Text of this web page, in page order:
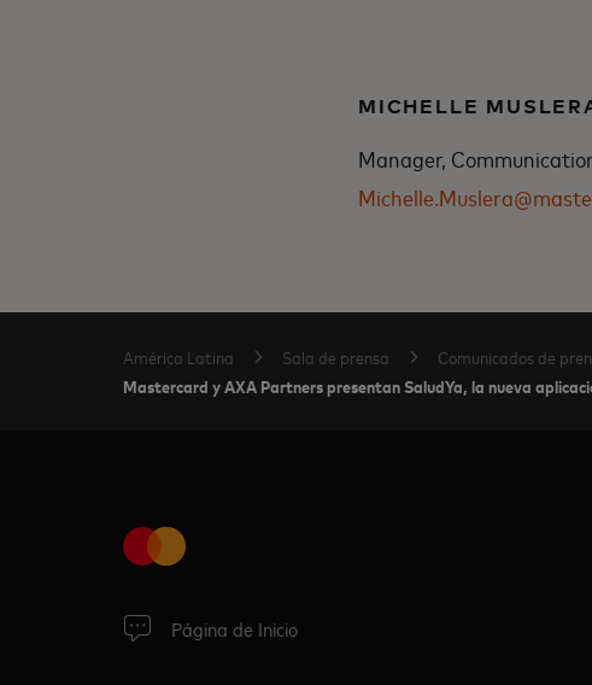
MICHELLE
Manager,
América Latina Sala de prensa Comunicados de
Mastercard y AXA Partners presentan SaludYa, la nueva
Página de Inicio